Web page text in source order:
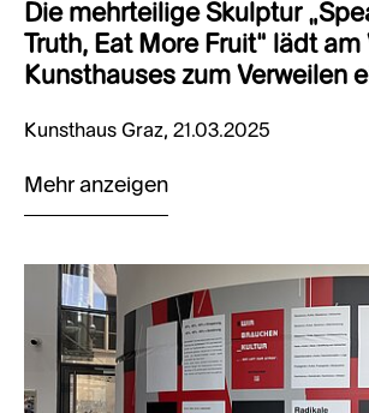
Die mehrteilige Skulptur
Truth, Eat More Fruit“ lädt
Kunsthauses zum Verweilen
Kunsthaus Graz, 21.03.2025
Mehr anzeigen